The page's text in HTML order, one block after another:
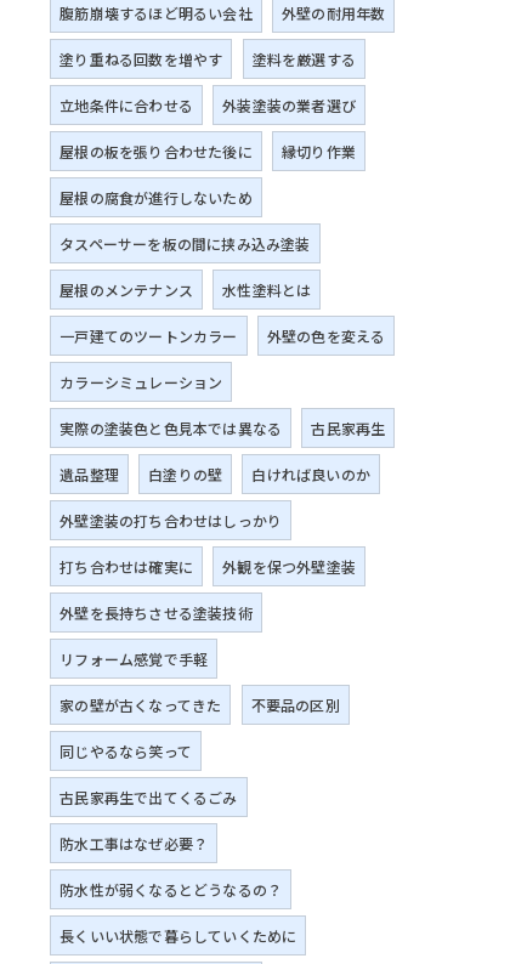
腹筋崩壊するほど明るい会社 外壁の耐用年数
塗り重ねる回数を増やす 塗料を厳選する
立地条件に合わせる 外装塗装の業者選び
屋根の板を張り合わせた後に 縁切り作業
屋根の腐食が進行しないため
タスペーサーを板の間に挟み込み塗装
屋根のメンテナンス 水性塗料とは
一戸建てのツートンカラー 外壁の色を変える
カラーシミュレーション
実際の塗装色と色見本では異なる 古民家再生
遺品整理 白塗りの壁 白ければ良いのか
外壁塗装の打ち合わせはしっかり
打ち合わせは確実に 外観を保つ外壁塗装
外壁を長持ちさせる塗装技術
リフォーム感覚で手軽
家の壁が古くなってきた 不要品の区別
同じやるなら笑って
古民家再生で出てくるごみ
防水工事はなぜ必要？
防水性が弱くなるとどうなるの？
長くいい状態で暮らしていくために